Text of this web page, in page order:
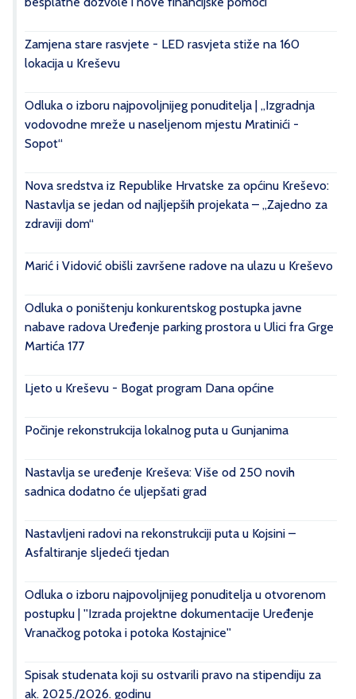
Zamjena stare rasvjete - LED rasvjeta stiže na 160
lokacija u Kreševu
Odluka o izboru najpovoljnijeg ponuditelja | „Izgradnja
vodovodne mreže u naseljenom mjestu Mratinići -
Sopot“
Nova sredstva iz Republike Hrvatske za općinu Kreševo:
Nastavlja se jedan od najljepših projekata – „Zajedno za
zdraviji dom“
Marić i Vidović obišli završene radove na ulazu u Kreševo
Odluka o poništenju konkurentskog postupka javne
nabave radova Uređenje parking prostora u Ulici fra Grge
Martića 177
Ljeto u Kreševu - Bogat program Dana općine
Počinje rekonstrukcija lokalnog puta u Gunjanima
Nastavlja se uređenje Kreševa: Više od 250 novih
sadnica dodatno će uljepšati grad
Nastavljeni radovi na rekonstrukciji puta u Kojsini –
Asfaltiranje sljedeći tjedan
Odluka o izboru najpovoljnijeg ponuditelja u otvorenom
postupku | ''Izrada projektne dokumentacije Uređenje
Vranačkog potoka i potoka Kostajnice''
Spisak studenata koji su ostvarili pravo na stipendiju za
ak. 2025./2026. godinu